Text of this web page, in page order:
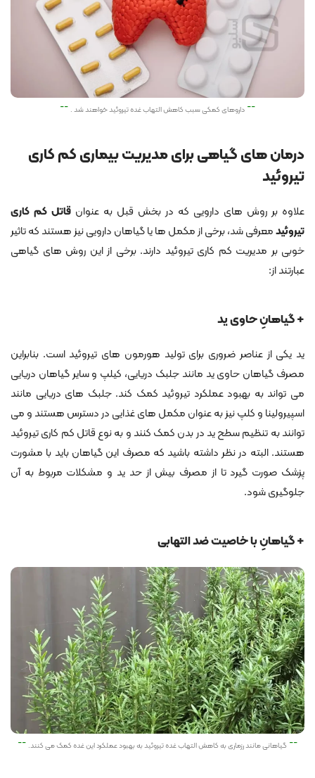
داروهای کمکی سبب کاهش التهاب غده تیروئید خواهند شد .
درمان های گیاهی برای مدیریت بیماری کم کاری
تیروئید
علاوه بر روش های دارویی که در بخش قبل به عنوان قاتل کم کاری
تیروئیدمعرفی شد، برخی از مکمل ها یا گیاهان دارویی نیز هستند که تاثیر
خوبی بر مدیریت کم کاری تیروئید دارند. برخی از این روش های گیاهی
عبارتند از:
+ گیاهانِ حاوی ید
ید یکی از عناصر ضروری برای تولید هورمون های تیروئید است. بنابراین
مصرف گیاهان حاوی ید مانند جلبک دریایی، کیلپ و سایر گیاهان دریایی
می تواند به بهبود عملکرد تیروئید کمک کند. جلبک های دریایی مانند
اسپیرولینا و کلپ نیز به عنوان مکمل های غذایی در دسترس هستند و می
توانند به تنظیم سطح ید در بدن کمک کنند و به نوع قاتل کم کاری تیروئید
هستند. البته در نظر داشته باشید که مصرف این گیاهان باید با مشورت
پزشک صورت گیرد تا از مصرف بیش از حد ید و مشکلات مربوط به آن
جلوگیری شود.
+ گیاهانِ با خاصیت ضد التهابی
گیاهانی مانند رزماری به کاهش التهاب غده تیروئید به بهبود عملکرد این غده کمک می کنند.